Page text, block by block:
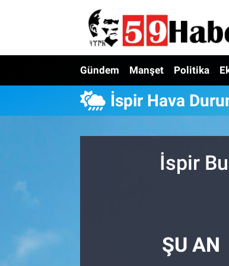
Gündem Manşet Politika
İspir Hava
İspir
ŞU AN